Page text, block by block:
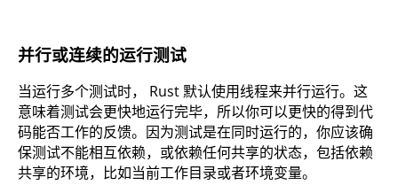
并行或连续的运行测试
当运行多个测试时， Rust 默认使用线程来并行运行。这
意味着测试会更快地运行完毕，所以你可以更快的得到代
码能否工作的反馈。因为测试是在同时运行的，你应该确
保测试不能相互依赖，或依赖任何共享的状态，包括依赖
共享的环境，比如当前工作目录或者环境变量。